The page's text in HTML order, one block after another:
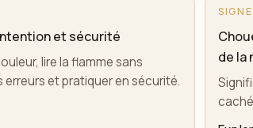
et sécurité
lire la flamme sans
et pratiquer en sécurité.
de la